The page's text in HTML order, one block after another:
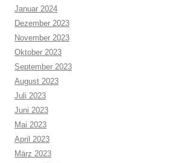
Januar 2024
Dezember 2023
November 2023
Oktober 2023
September 2023
August 2023
Juli 2023
Juni 2023
Mai 2023
April 2023
März 2023